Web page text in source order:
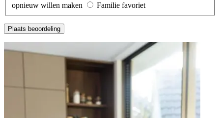
opnieuw willen maken
Familie favoriet
Plaats beoordeling